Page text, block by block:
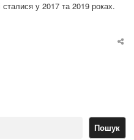
сталися у 2017 та 2019 роках.
Пошук